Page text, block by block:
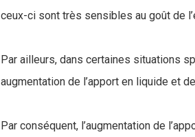
ceux-ci sont très sensibles au goût de
Par ailleurs, dans certaines situations
augmentation de l’apport en liquide et
Par conséquent, l’augmentation de